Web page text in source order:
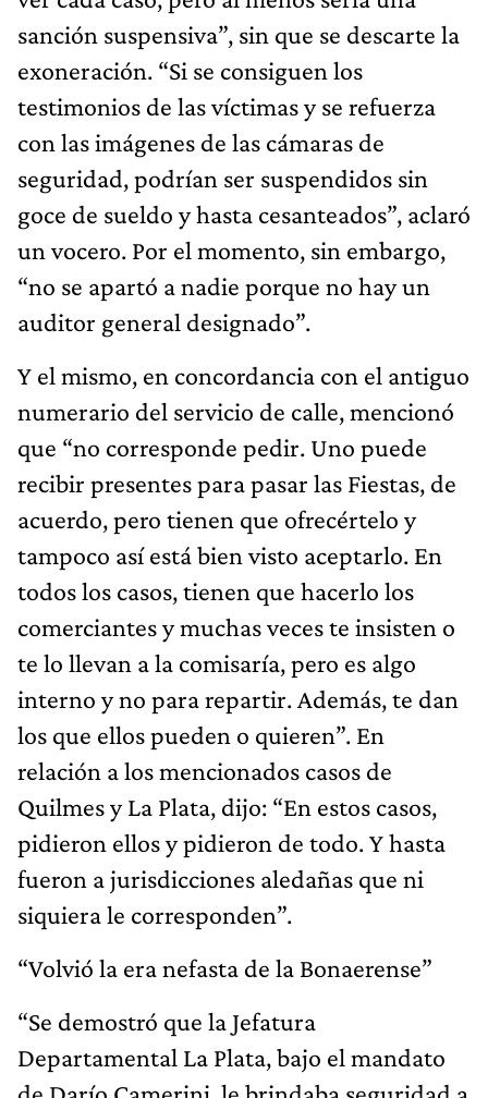
sanción suspensiva”, sin que se descarte la
exoneración. “Si se consiguen los
testimonios de las víctimas y se refuerza
con las imágenes de las cámaras de
seguridad, podrían ser suspendidos sin
goce de sueldo y hasta cesanteados”, aclaró
un vocero. Por el momento, sin embargo,
“no se apartó a nadie porque no hay un
auditor general designado”.
Y el mismo, en concordancia con el antiguo
numerario del servicio de calle, mencionó
que “no corresponde pedir. Uno puede
recibir presentes para pasar las Fiestas, de
acuerdo, pero tienen que ofrecértelo y
tampoco así está bien visto aceptarlo. En
todos los casos, tienen que hacerlo los
comerciantes y muchas veces te insisten o
te lo llevan a la comisaría, pero es algo
interno y no para repartir. Además, te dan
los que ellos pueden o quieren”. En
relación a los mencionados casos de
Quilmes y La Plata, dijo: “En estos casos,
pidieron ellos y pidieron de todo. Y hasta
fueron a jurisdicciones aledañas que ni
siquiera le corresponden”.
“Volvió la era nefasta de la Bonaerense”
“Se demostró que la Jefatura
Departamental La Plata, bajo el mandato